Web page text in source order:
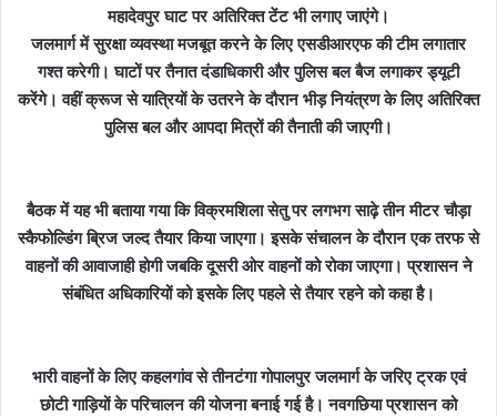
महादेवपुर घाट पर अतिरिक्त टेंट भी लगाए जाएंगे।
जलमार्ग में सुरक्षा व्यवस्था मजबूत करने के लिए एसडीआरएफ की टीम लगातार
गश्त करेगी। घाटों पर तैनात दंडाधिकारी और पुलिस बल बैज लगाकर ड्यूटी
करेंगे। वहीं क्रूज से यात्रियों के उतरने के दौरान भीड़ नियंत्रण के लिए अतिरिक्त
पुलिस बल और आपदा मित्रों की तैनाती की जाएगी।
बैठक में यह भी बताया गया कि विक्रमशिला सेतु पर लगभग साढ़े तीन मीटर चौड़ा
स्कैफोल्डिंग ब्रिज जल्द तैयार किया जाएगा। इसके संचालन के दौरान एक तरफ से
वाहनों की आवाजाही होगी जबकि दूसरी ओर वाहनों को रोका जाएगा। प्रशासन ने
संबंधित अधिकारियों को इसके लिए पहले से तैयार रहने को कहा है।
भारी वाहनों के लिए कहलगांव से तीनटंगा गोपालपुर जलमार्ग के जरिए ट्रक एवं
छोटी गाड़ियों के परिचालन की योजना बनाई गई है। नवगछिया प्रशासन को